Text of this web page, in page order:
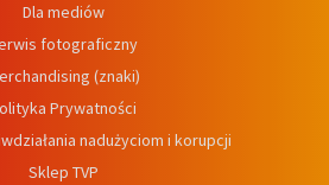
Dla mediów
fotograficzny
(znaki)
Prywatności
nadużyciom i korupcji
Sklep TVP